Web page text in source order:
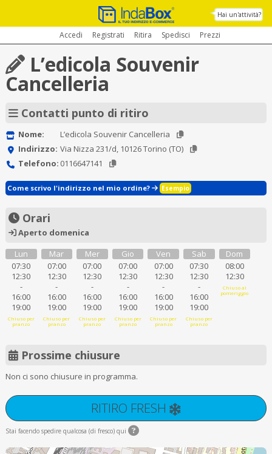
Hai un'attività?
Accedi Registrati Ritira Spedisci Prezzi
L’edicola Souvenir
Cancelleria
Contatti punto di ritiro
Nome:
L’edicola Souvenir Cancelleria
Indirizzo: Via Nizza 231/d, 10126 Torino (TO)
Telefono: 0116647141
Come scrivo l'indirizzo nel mio ordine? Esempio
Orari
Aperto domenica
Lun
07:30
12:30
-
16:00
19:00
Chiuso per
pranzo
Mar
07:00
12:30
-
16:00
19:00
Chiuso per
pranzo
Mer
07:00
12:30
-
16:00
19:00
Chiuso per
pranzo
Gio
07:00
12:30
-
16:00
19:00
Chiuso per
pranzo
Ven
07:00
12:30
-
16:00
19:00
Chiuso per
pranzo
Sab
07:30
12:30
-
16:00
19:00
Chiuso per
pranzo
Dom
08:00
12:30
Chiuso al
pomeriggio
Prossime chiusure
Non ci sono chiusure in programma.
RITIRO FRESH
Stai facendo spedire qualcosa (di fresco) qui